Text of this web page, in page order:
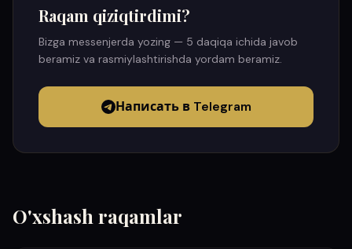
Raqam qiziqtirdimi?
Bizga messenjerda yozing — 5 daqiqa ichida javob
beramiz va rasmiylashtirishda yordam beramiz.
Написать в Telegram
O'xshash raqamlar